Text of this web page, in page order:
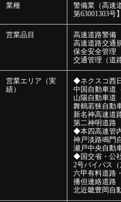
業種
警備業（高速
第63001303号】
営業品目
高速道路警備
高速道路交通
保全安全管理
交通管理（道
営業エリア（実
績）
◆ネクスコ西
中国自動車道
山陽自動車道
舞鶴若狭自動
新名神高速道
第二神明道路
◆本四高速管
神戸淡路鳴門
瀬戸中央自動
◆国交省・公
2号バイパス（
六甲有料道路
播但連絡道路
北近畿豊岡自